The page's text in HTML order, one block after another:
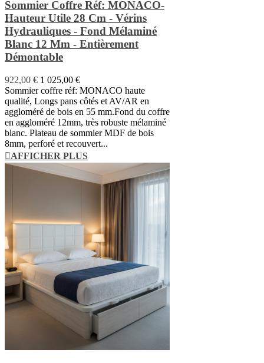
Sommier Coffre Réf: MONACO-
Hauteur Utile 28 Cm - Vérins
Hydrauliques - Fond Mélaminé
Blanc 12 Mm - Entièrement
Démontable
922,00 € 1 025,00 €
Sommier coffre réf: MONACO haute
qualité, Longs pans côtés et AV/AR en
aggloméré de bois en 55 mm.Fond du coffre
en aggloméré 12mm, très robuste mélaminé
blanc. Plateau de sommier MDF de bois
8mm, perforé et recouvert...
AFFICHER PLUS